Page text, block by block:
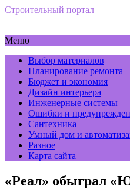
Строительный портал
Меню
Выбор материалов
Планирование ремонта
Бюджет и экономия
Дизайн интерьера
Инженерные системы
Ошибки и
Сантехника
Умный дом и
Разное
Карта сайта
«Реал» обыграл